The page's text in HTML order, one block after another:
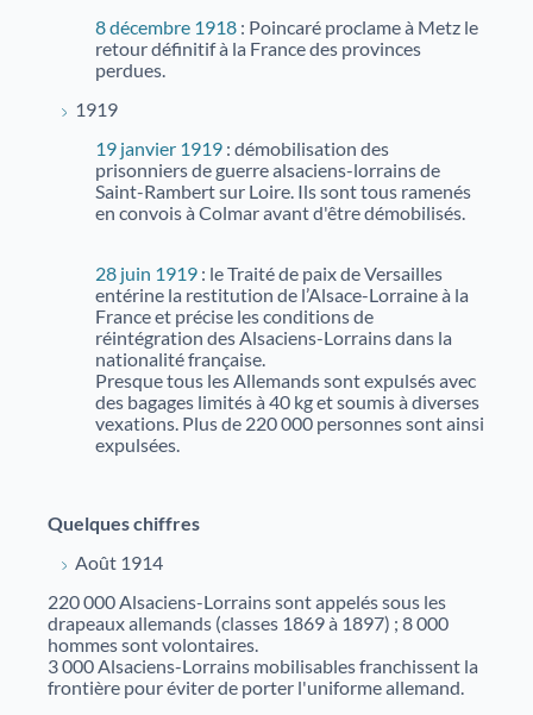
8 décembre 1918 : Poincaré proclame à Metz le
retour définitif à la France des provinces
perdues.
1919
19 janvier 1919 : démobilisation des
prisonniers de guerre alsaciens-lorrains de
Saint-Rambert sur Loire. Ils sont tous ramenés
en convois à Colmar avant d'être démobilisés.
28 juin 1919 : le Traité de paix de Versailles
entérine la restitution de l’Alsace-Lorraine à la
France et précise les conditions de
réintégration des Alsaciens-Lorrains dans la
nationalité française.
Presque tous les Allemands sont expulsés avec
des bagages limités à 40 kg et soumis à diverses
vexations. Plus de 220 000 personnes sont ainsi
expulsées.
Quelques chiffres
Août 1914
220 000 Alsaciens-Lorrains sont appelés sous les
drapeaux allemands (classes 1869 à 1897) ; 8 000
hommes sont volontaires.
3 000 Alsaciens-Lorrains mobilisables franchissent la
frontière pour éviter de porter l'uniforme allemand.